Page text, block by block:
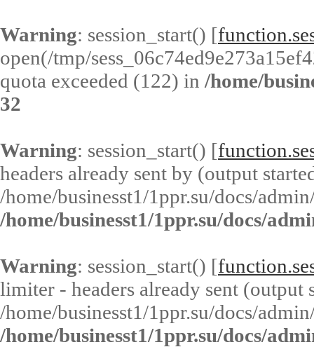
Warning: session_start() [
open(/tmp/
quota exceeded (122) in /home/
32
Warning: session_start() [
headers already sent by (output
/home/businesst1/1ppr.su/docs/
/home/businesst1/1ppr.su/docs/
Warning: session_start() [
limiter - headers already sent (output
/home/businesst1/1ppr.su/docs/
/home/businesst1/1ppr.su/docs/